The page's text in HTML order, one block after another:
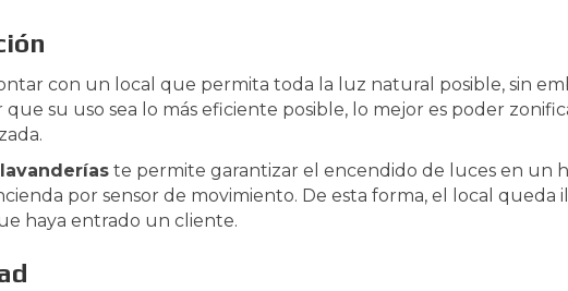
con un local que permita toda la luz natural posible, sin
que su uso sea lo más eficiente posible, lo mejor es poder
te permite garantizar el encendido de luces en un
por sensor de movimiento. De esta forma, el local
haya entrado un cliente.